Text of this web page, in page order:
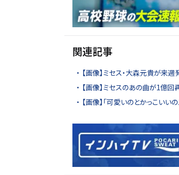
関連記事
【画像】ミセス・大森元貴が来
【画像】ミセスのあの曲が1億
【画像】「可愛いのとかっこいい